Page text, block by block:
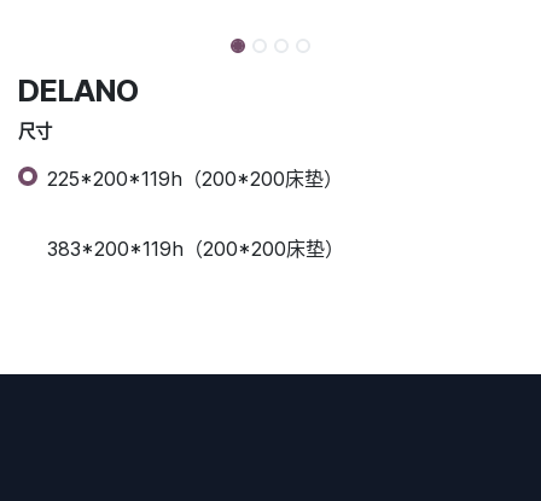
DELANO
尺寸
225*200*119h（200*200床垫）
383*200*119h（200*200床垫）